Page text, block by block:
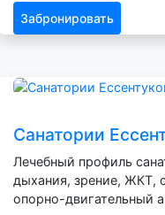
Забронировать
Санатории
Лечебный профиль
дыхания, зрение, ЖКТ,
опорно-двигательный